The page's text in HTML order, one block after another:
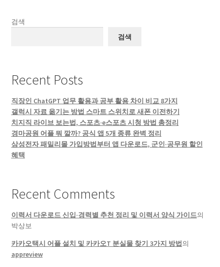
검색
검색
Recent Posts
직장인 ChatGPT 업무 활용과 공부 활용 차이 비교 8가지
갤럭시 자료 옮기는 방법 스마트 스위치로 새폰 이전하기
치지직 라이브 보는법, 스포츠·e스포츠 시청 방법 총정리
경마공원 어플 뭐 깔까? 공식 앱 5개 종류 완벽 정리
삼성전자 패밀리몰 가입방법부터 앱 다운로드, 군인·공무원 할인
혜택
Recent Comments
이력서 다운로드 신입·경력별 추천 정리 및 이력서 양식 가이드의
박상보
카카오택시 어플 설치 및 카카오T 분실물 찾기 3가지 방법 의
appreview